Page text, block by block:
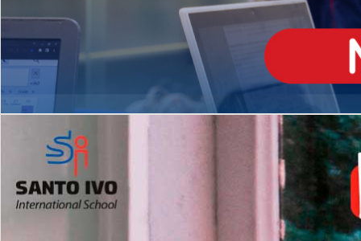
Matrículas Abertas 2026
Dupla Diplomação
2º AO 5º ANO FUNDAMENTAL